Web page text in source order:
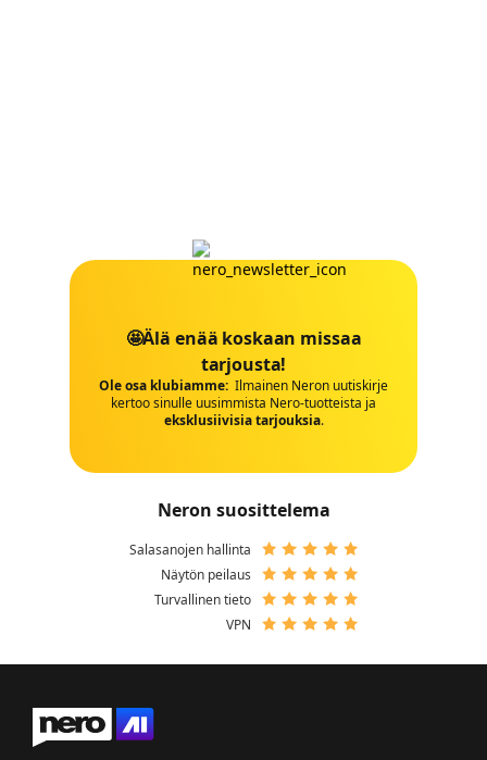
🤩Älä enää koskaan missaa
tarjousta!
Ole osa klubiamme: Ilmainen Neron uutiskirje
kertoo sinulle uusimmista Nero-tuotteista ja
eksklusiivisia tarjouksia.
Neron suosittelema
Salasanojen hallinta
Näytön peilaus
Turvallinen tieto
VPN